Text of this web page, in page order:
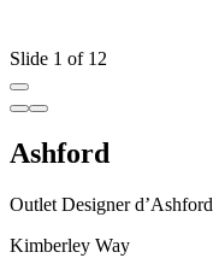
Slide 1 of 12
Ashford
Outlet Designer d’Ashford
Kimberley Way